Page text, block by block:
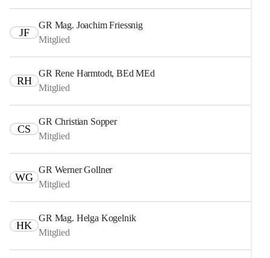
JF
GR Mag. Joachim Friessnig
Mitglied
RH
GR Rene Harmtodt, BEd MEd
Mitglied
CS
GR Christian Sopper
Mitglied
WG
GR Werner Gollner
Mitglied
HK
GR Mag. Helga Kogelnik
Mitglied